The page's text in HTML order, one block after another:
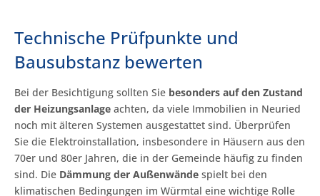
Technische Prüfpunkte und
Bausubstanz bewerten
Bei der Besichtigung sollten Sie besonders auf den Zustand
der Heizungsanlage achten, da viele Immobilien in Neuried
noch mit älteren Systemen ausgestattet sind. Überprüfen
Sie die Elektroinstallation, insbesondere in Häusern aus den
70er und 80er Jahren, die in der Gemeinde häufig zu finden
sind. Die Dämmung der Außenwände spielt bei den
klimatischen Bedingungen im Würmtal eine wichtige Rolle